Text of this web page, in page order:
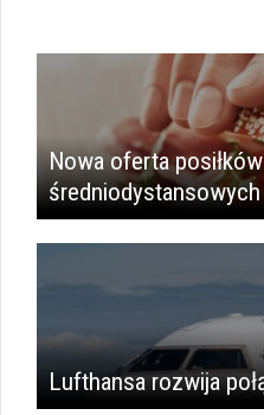
Nowa oferta
Lufthansa rozwija